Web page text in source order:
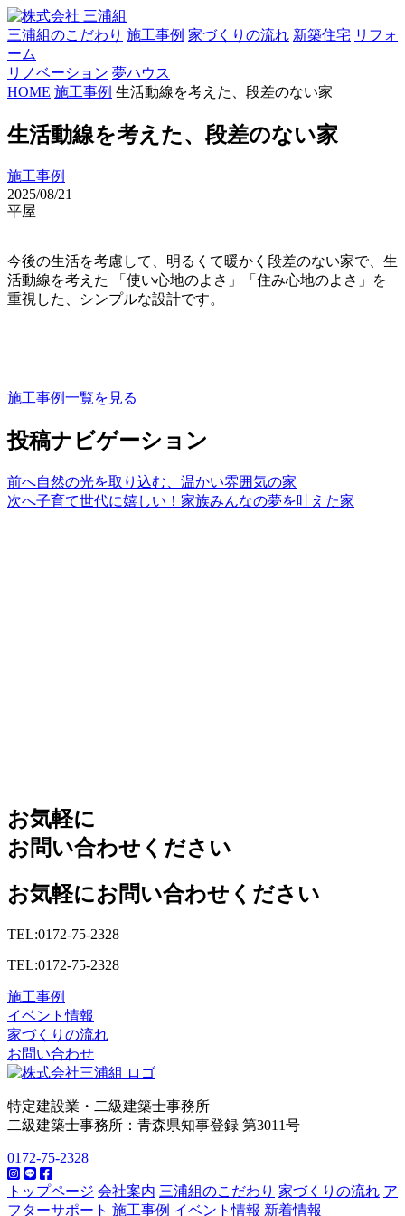
三浦組のこだわり 施工事例 家づくりの流れ 新築住宅 リフォ
ーム
リノベーション 夢ハウス
HOME 施工事例 生活動線を考えた、段差のない家
生活動線を考えた、段差のない家
施工事例
2025/08/21
平屋
今後の生活を考慮して、明るくて暖かく段差のない家で、生
活動線を考えた 「使い心地のよさ」「住み心地のよさ」を
重視した、シンプルな設計です。
施工事例一覧を見る
投稿ナビゲーション
前へ自然の光を取り込む、温かい雰囲気の家
次へ子育て世代に嬉しい！家族みんなの夢を叶えた家
お気軽に
お問い合わせください
お気軽にお問い合わせください
TEL:0172-75-2328
TEL:0172-75-2328
施工事例
イベント情報
家づくりの流れ
お問い合わせ
特定建設業・二級建築士事務所
二級建築士事務所：青森県知事登録 第3011号
0172-75-2328
トップページ 会社案内 三浦組のこだわり 家づくりの流れ ア
フターサポート 施工事例 イベント情報 新着情報